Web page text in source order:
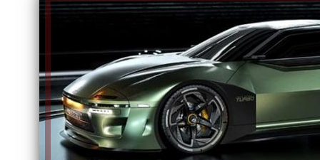
إلهام شرشر تكتب: دي مبقتش كورة..
دي سياسة
الكاتبة إلهام شرشر تهنئ الرئيس
السيسي بعيد ميلاده وتُشيد بجهوده
في بناء الدولة